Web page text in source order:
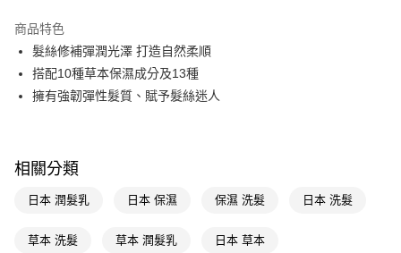
Apple Pay
街口支付
AFTEE先享後付
相關說明
AFTEE先享後付是「在收到商品之後才付款」的支付方式。 讓您購物簡單
運送方式
商品特色
髮絲修補彈潤光澤 打造自然柔順
搭配10種草本保濕成分及13種
擁有強韌彈性髮質、賦予髮絲迷人
相關分類
日本 潤髮乳 日本 保濕 保濕 洗髮 日本 洗髮
草本 洗髮 草本 潤髮乳 日本 草本